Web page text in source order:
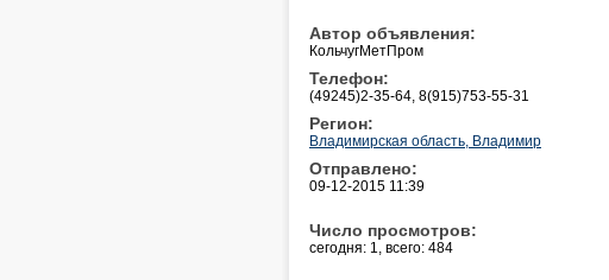
Автор объявления:
КольчугМетПром
Телефон:
(49245)2-35-64, 8(915)753-55-31
Регион:
Владимирская область, Владимир
Отправлено:
09-12-2015 11:39
Число просмотров:
сегодня: 1, всего: 484